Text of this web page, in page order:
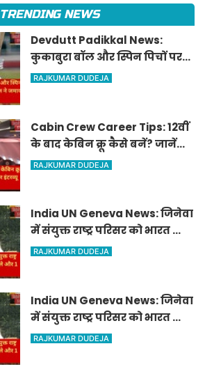
TRENDING NEWS
Devdutt Padikkal News:
कुकाबुरा बॉल और स्पिन पिचों पर
3-3 घंटे प्रैक्टिस, ऐसे देवदत्त
RAJKUMAR DUDEJA
Cabin Crew Career Tips: 12वीं
के बाद केबिन क्रू कैसे बनें? जानें
जरूरी स्किल्स, उम्र सीमा और इंटरव्यू
RAJKUMAR DUDEJA
India UN Geneva News: जिनेवा
में संयुक्त राष्ट्र परिसर को भारत की
खूबसूरत सौगात, 4 नीले और 1
RAJKUMAR DUDEJA
India UN Geneva News: जिनेवा
में संयुक्त राष्ट्र परिसर को भारत की
खूबसूरत सौगात, 4 नीले और 1
RAJKUMAR DUDEJA